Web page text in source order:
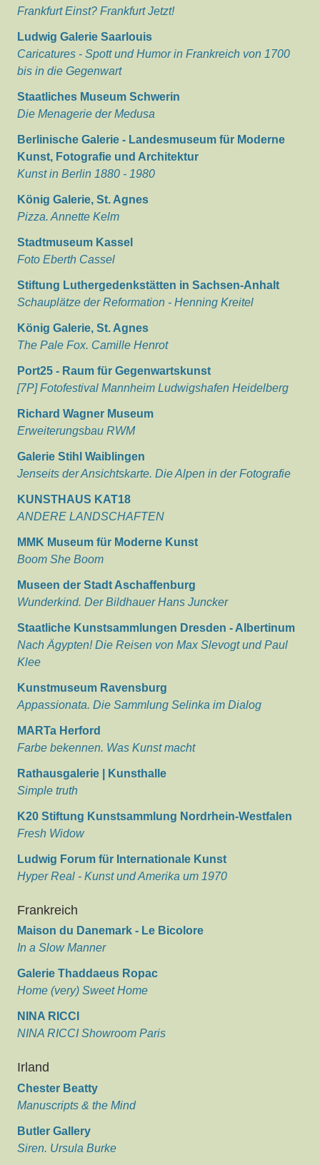
Frankfurt Einst? Frankfurt Jetzt!
Ludwig Galerie Saarlouis
Caricatures - Spott und Humor in Frankreich von 1700
bis in die Gegenwart
Staatliches Museum Schwerin
Die Menagerie der Medusa
Berlinische Galerie - Landesmuseum für Moderne
Kunst, Fotografie und Architektur
Kunst in Berlin 1880 - 1980
König Galerie, St. Agnes
Pizza. Annette Kelm
Stadtmuseum Kassel
Foto Eberth Cassel
Stiftung Luthergedenkstätten in Sachsen-Anhalt
Schauplätze der Reformation - Henning Kreitel
König Galerie, St. Agnes
The Pale Fox. Camille Henrot
Port25 - Raum für Gegenwartskunst
[7P] Fotofestival Mannheim Ludwigshafen Heidelberg
Richard Wagner Museum
Erweiterungsbau RWM
Galerie Stihl Waiblingen
Jenseits der Ansichtskarte. Die Alpen in der Fotografie
KUNSTHAUS KAT18
ANDERE LANDSCHAFTEN
MMK Museum für Moderne Kunst
Boom She Boom
Museen der Stadt Aschaffenburg
Wunderkind. Der Bildhauer Hans Juncker
Staatliche Kunstsammlungen Dresden - Albertinum
Nach Ägypten! Die Reisen von Max Slevogt und Paul
Klee
Kunstmuseum Ravensburg
Appassionata. Die Sammlung Selinka im Dialog
MARTa Herford
Farbe bekennen. Was Kunst macht
Rathausgalerie | Kunsthalle
Simple truth
K20 Stiftung Kunstsammlung Nordrhein-Westfalen
Fresh Widow
Ludwig Forum für Internationale Kunst
Hyper Real - Kunst und Amerika um 1970
Frankreich
Maison du Danemark - Le Bicolore
In a Slow Manner
Galerie Thaddaeus Ropac
Home (very) Sweet Home
NINA RICCI
NINA RICCI Showroom Paris
Irland
Chester Beatty
Manuscripts & the Mind
Butler Gallery
Siren. Ursula Burke